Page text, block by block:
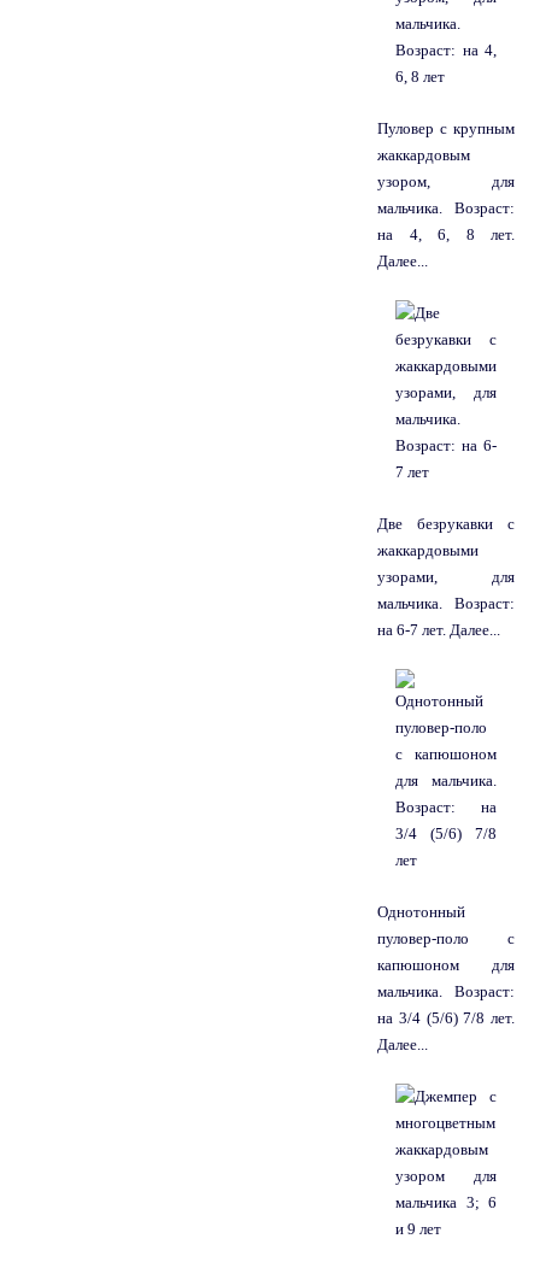
Пуловер с крупным
жаккардовым
узором, для
мальчика. Возраст:
на 4, 6, 8 лет.
Далее...
Две безрукавки с
жаккардовыми
узорами, для
мальчика. Возраст:
на 6-7 лет. Далее...
Однотонный
пуловер-поло с
капюшоном для
мальчика. Возраст:
на 3/4 (5/6) 7/8 лет.
Далее...